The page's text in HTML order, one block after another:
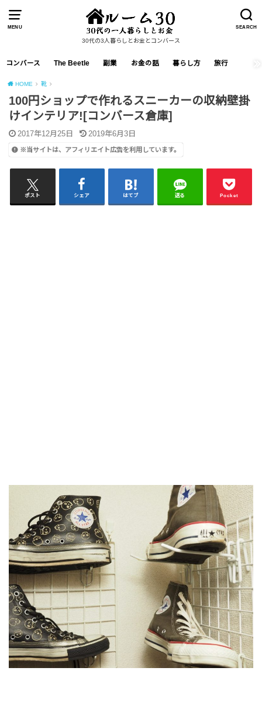
MENU SEARCH
30代の3人暮らしとお金とコンバース
コンバース The Beetle 副業 お金の話 暮らし方 旅行
HOME 靴
100円ショップで作れるスニーカーの収納壁掛
けインテリア![コンバース倉庫]
2017年12月25日 2019年6月3日
※当サイトは、アフィリエイト広告を利用しています。
ポスト シェア はてブ 送る Pocket